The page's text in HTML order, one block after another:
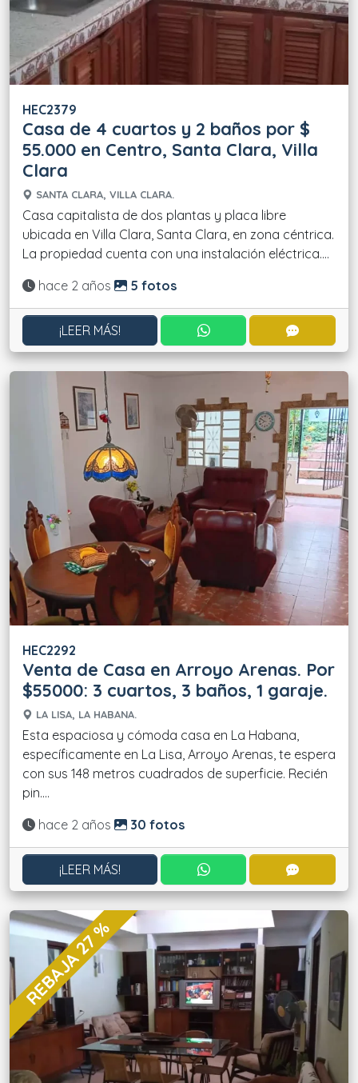
HEC2379
Casa de 4 cuartos y 2 baños por $
55.000 en Centro, Santa Clara, Villa
Clara
SANTA CLARA, VILLA CLARA.
Casa capitalista de dos plantas y placa libre
ubicada en Villa Clara, Santa Clara, en zona céntrica.
La propiedad cuenta con una instalación eléctrica....
Actualizado:
hace 2 años 5 fotos
¡LEER MÁS! CONTACTAR POR
HEC2292
Venta de Casa en Arroyo Arenas. Por
$55000: 3 cuartos, 3 baños, 1 garaje.
LA LISA, LA HABANA.
Esta espaciosa y cómoda casa en La Habana,
específicamente en La Lisa, Arroyo Arenas, te espera
con sus 148 metros cuadrados de superficie. Recién
pin....
Actualizado:
hace 2 años 30 fotos
¡LEER MÁS! CONTACTAR POR
REBAJA 27 %